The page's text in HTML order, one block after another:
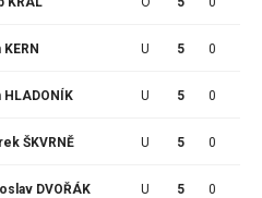
KERN U 5 0
HLADONÍK U 5 0
ŠKVRNĚ U 5 0
DVOŘÁK U 5 0